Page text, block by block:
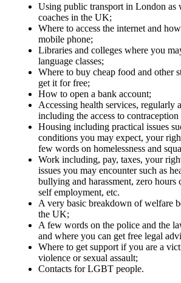
Using public transport in London as
coaches in the UK;
Where to access the internet and
mobile phone;
Libraries and colleges where you
language classes;
Where to buy cheap food and other
get it for free;
How to open a bank account;
Accessing health services, regularly
including the access to
Housing including practical issues
conditions you may expect, your
few words on homelessness and
Work including, pay, taxes, your
issues you may encounter such as
bullying and harassment, zero hours
self employment, etc.
A very basic breakdown of welfare
the UK;
A few words on the police and the
and where you can get free legal
Where to get support if you are a
violence or sexual assault;
Contacts for LGBT people.